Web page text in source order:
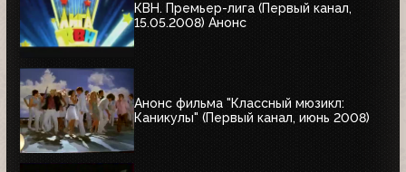
КВН. Премьер-лига (Первый канал,
15.05.2008) Анонс
Анонс фильма "Классный мюзикл:
Каникулы" (Первый канал, июнь 2008)